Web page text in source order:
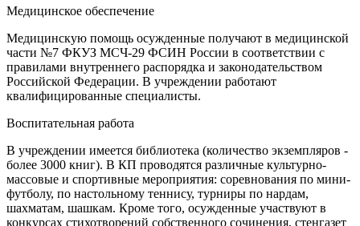
Медицинское обеспечение
Медицинскую помощь осужденные получают в медицинской
части №7 ФКУЗ МСЧ-29 ФСИН России в соответствии с
правилами внутреннего распорядка и законодательством
Российской Федерации. В учреждении работают
квалифицированные специалисты.
Воспитательная работа
В учреждении имеется библиотека (количество экземпляров -
более 3000 книг). В КП проводятся различные культурно-
массовые и спортивные мероприятия: соревнования по мини-
футболу, по настольному теннису, турниры по нардам,
шахматам, шашкам. Кроме того, осужденные участвуют в
конкурсах стихотворений собственного сочинения, стенгазет